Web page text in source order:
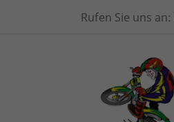
Rufen Sie uns an: